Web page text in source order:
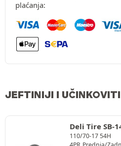
plaćanja:
JEFTINIJI I
Deli Tire SB-
110/70-17 54H